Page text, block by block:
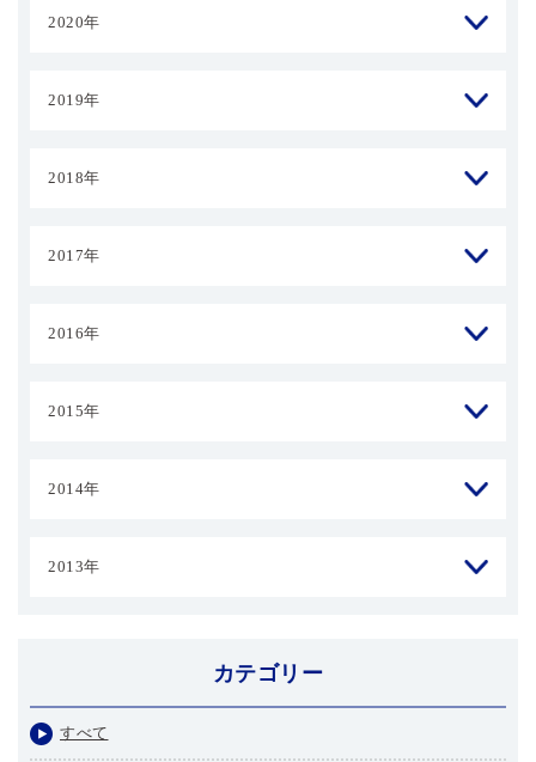
2020年
2019年
2018年
2017年
2016年
2015年
2014年
2013年
カテゴリー
すべて